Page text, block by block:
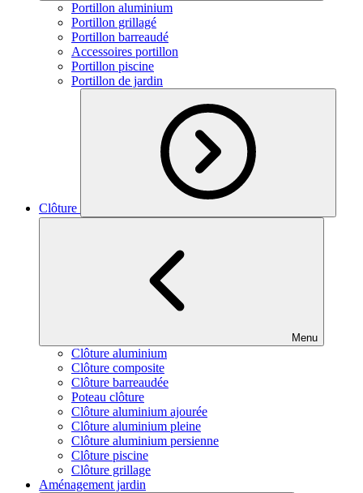
Portillon aluminium
Portillon grillagé
Portillon barreaudé
Accessoires portillon
Portillon piscine
Portillon de jardin
Clôture
Menu
Clôture aluminium
Clôture composite
Clôture barreaudée
Poteau clôture
Clôture aluminium ajourée
Clôture aluminium pleine
Clôture aluminium persienne
Clôture piscine
Clôture grillage
Aménagement jardin